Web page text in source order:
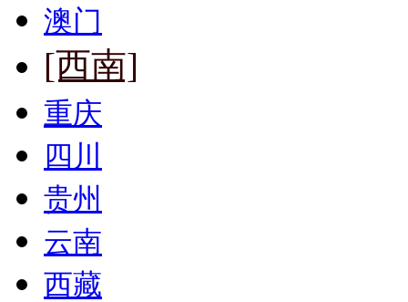
澳门
[西南]
重庆
四川
贵州
云南
西藏